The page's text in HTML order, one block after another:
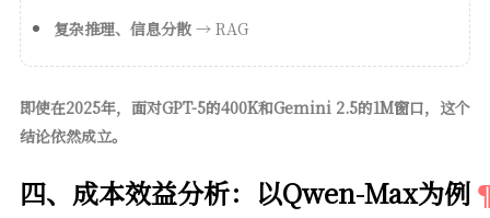
复杂推理、信息分散→ RAG
即使在2025年，面对GPT-5的400K和Gemini 2.5的1M窗口，这个
结论依然成立。
四、成本效益分析：以Qwen-Max为例